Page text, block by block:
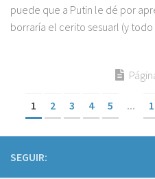
puede que a Putin le dé por
borraría el cerito sesuarl (y todo
1 2 3 4 5 ...
SEGUIR: